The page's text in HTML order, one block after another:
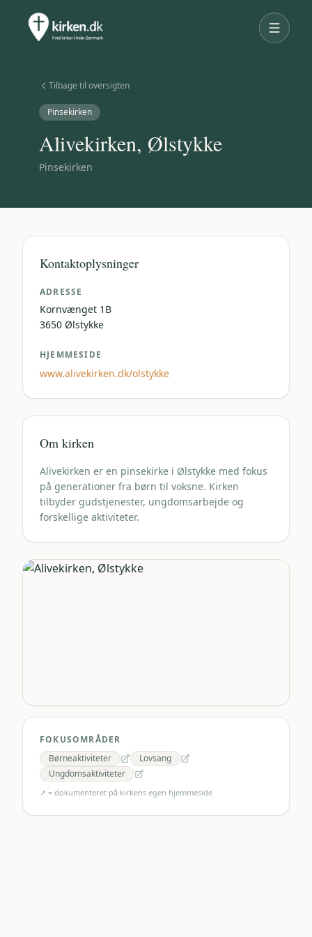
Tilbage til oversigten
Pinsekirken
Alivekirken, Ølstykke
Pinsekirken
Kontaktoplysninger
ADRESSE
Kornvænget 1B
3650 Ølstykke
HJEMMESIDE
www.alivekirken.dk/olstykke
Om kirken
Alivekirken er en pinsekirke i Ølstykke med fokus
på generationer fra børn til voksne. Kirken
tilbyder gudstjenester, ungdomsarbejde og
forskellige aktiviteter.
FOKUSOMRÅDER
Børneaktiviteter
Lovsang
Ungdomsaktiviteter
↗ = dokumenteret på kirkens egen hjemmeside